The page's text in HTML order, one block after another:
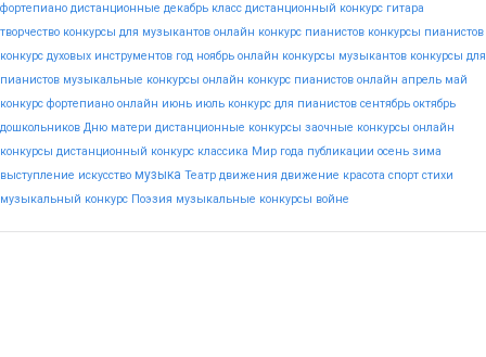
фортепиано дистанционные декабрь класс дистанционный конкурс гитара
творчество конкурсы для музыкантов онлайн конкурс пианистов конкурсы пианистов
конкурс духовых инструментов год ноябрь онлайн конкурсы музыкантов конкурсы для
пианистов музыкальные конкурсы онлайн конкурс пианистов онлайн апрель май
конкурс фортепиано онлайн июнь июль конкурс для пианистов сентябрь октябрь
дошкольников Дню матери дистанционные конкурсы заочные конкурсы онлайн
конкурсы дистанционный конкурс классика Мир года публикации осень зима
выступление искусство музыка Театр движения движение красота спорт стихи
музыкальный конкурс Поэзия музыкальные конкурсы войне